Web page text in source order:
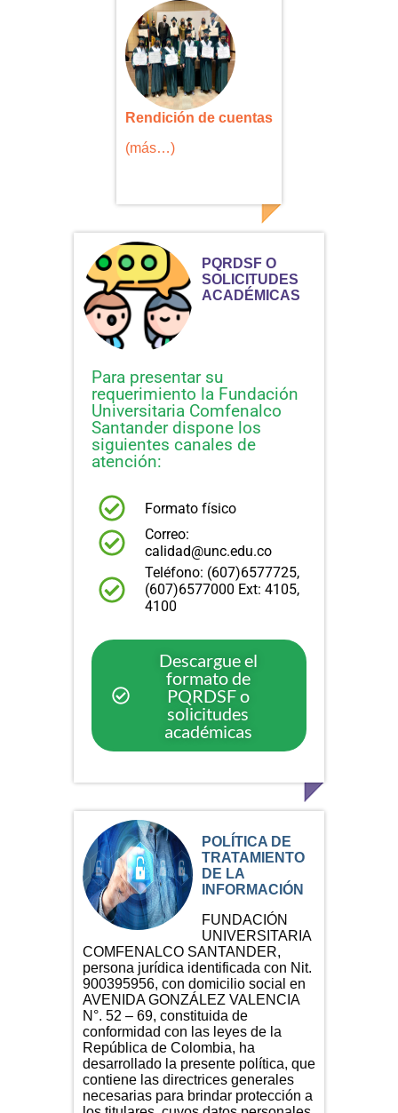
Rendición de cuentas
(más…)
PQRDSF O
SOLICITUDES
ACADÉMICAS
Para presentar su
requerimiento la Fundación
Universitaria Comfenalco
Santander dispone los
siguientes canales de
atención:
Formato físico
Correo:
calidad@unc.edu.co
Teléfono: (607)6577725,
(607)6577000 Ext: 4105,
4100
Descargue el
formato de
PQRDSF o
solicitudes
académicas
POLÍTICA DE
TRATAMIENTO
DE LA
INFORMACIÓN
FUNDACIÓN
UNIVERSITARIA
COMFENALCO SANTANDER,
persona jurídica identificada con Nit.
900395956, con domicilio social en
AVENIDA GONZÁLEZ VALENCIA
N°. 52 – 69, constituida de
conformidad con las leyes de la
República de Colombia, ha
desarrollado la presente política, que
contiene las directrices generales
necesarias para brindar protección a